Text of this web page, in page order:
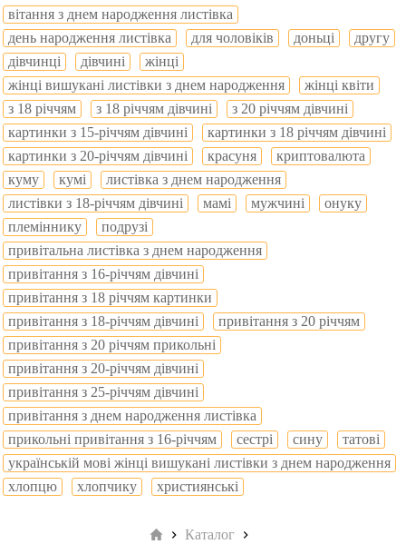
вітання з днем народження листівка
день народження листівка
для чоловіків доньці
другу
дівчинці
дівчині
жінці
жінці вишукані листівки з днем народження
жінці квіти
з 18 річчям
з 18 річчям дівчині
з 20 річчям дівчині
картинки з 15-річчям дівчині
картинки з 18 річчям дівчині
картинки з 20-річчям дівчині
красуня
криптовалюта
куму
кумі
листівка з днем народження
листівки з 18-річчям дівчині
мамі мужчині
онуку
племіннику
подрузі
привітальна листівка з днем народження
привітання з 16-річчям дівчині
привітання з 18 річчям картинки
привітання з 18-річчям дівчині
привітання з 20 річчям
привітання з 20 річчям прикольні
привітання з 20-річчям дівчині
привітання з 25-річчям дівчині
привітання з днем народження листівка
прикольні привітання з 16-річчям
сестрі сину
татові
українській мові жінці вишукані листівки з днем народження
хлопцю
хлопчику християнські
Головна
Каталог